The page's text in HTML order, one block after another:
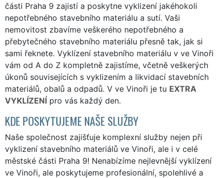
části Praha 9 zajistí a poskytne vyklizení jakéhokoli
nepotřebného stavebního materiálu a sutí. Vaši
nemovitost zbavíme veškerého nepotřebného a
přebytečného stavebního materiálu přesně tak, jak si
sami řeknete. Vyklízení stavebního materiálu v ve Vinoři
vám od A do Z kompletně zajistíme, včetně veškerých
úkonů souvisejících s vyklizením a likvidací stavebních
materiálů, obalů a odpadů. V ve Vinoři je tu EXTRA
VYKLÍZENÍ pro vás každý den.
KDE POSKYTUJEME NAŠE SLUŽBY
Naše společnost zajišťuje komplexní služby nejen při
vyklizení stavebního materiálů ve Vinoři, ale i v celé
městské části Praha 9! Nenabízíme nejlevnější vyklízení
ve Vinoři, ale poskytujeme profesionální, spolehlivé a